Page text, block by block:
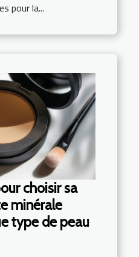
pour la...
choisir sa
minérale
type de peau